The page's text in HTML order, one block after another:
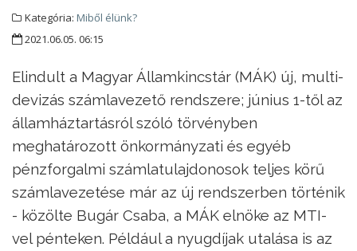
Kategória: Miből élünk?
2021.06.05. 06:15
Elindult a Magyar Államkincstár (MÁK) új, multi-
devizás számlavezető rendszere; június 1-től az
államháztartásról szóló törvényben
meghatározott önkormányzati és egyéb
pénzforgalmi számlatulajdonosok teljes körű
számlavezetése már az új rendszerben történik
- közölte Bugár Csaba, a MÁK elnöke az MTI-
vel pénteken. Például a nyugdíjak utalása is az